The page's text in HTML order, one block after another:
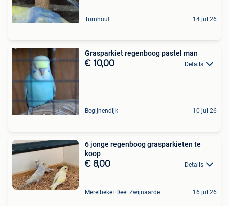
Turnhout 14 jul 26
Grasparkiet regenboog pastel man
€ 10,00 Details
Begijnendijk 10 jul 26
6 jonge regenboog grasparkieten te
koop
€ 8,00 Details
Merelbeke+Deel Zwijnaarde 16 jul 26